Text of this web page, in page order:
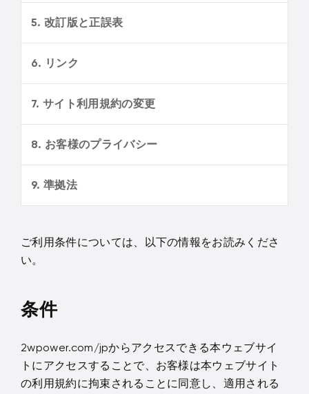
5. 改訂版と正誤表
6. リンク
7. サイト利用規約の変更
8. お客様のプライバシー
9. 準拠法
ご利用条件については、以下の情報をお読みくださ
い。
条件
2wpower.com/jpからアクセスできる本ウェブサイ
トにアクセスすることで、お客様は本ウェブサイト
の利用規約に拘束されることに同意し、適用される